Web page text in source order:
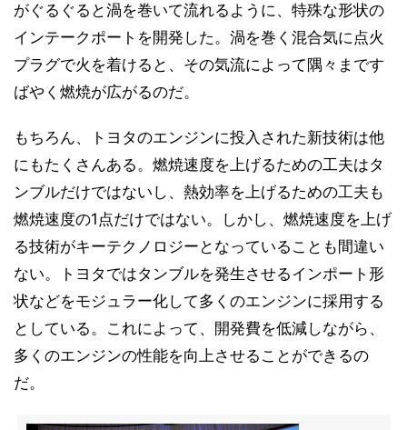
がぐるぐると渦を巻いて流れるように、特殊な形状の
インテークポートを開発した。渦を巻く混合気に点火
プラグで火を着けると、その気流によって隅々まです
ばやく燃焼が広がるのだ。
もちろん、トヨタのエンジンに投入された新技術は他
にもたくさんある。燃焼速度を上げるための工夫はタ
ンブルだけではないし、熱効率を上げるための工夫も
燃焼速度の1点だけではない。しかし、燃焼速度を上げ
る技術がキーテクノロジーとなっていることも間違い
ない。トヨタではタンブルを発生させるインポート形
状などをモジュラー化して多くのエンジンに採用する
としている。これによって、開発費を低減しながら、
多くのエンジンの性能を向上させることができるの
だ。